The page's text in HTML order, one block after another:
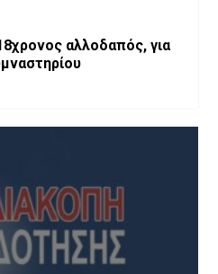
αλλοδαπός, για